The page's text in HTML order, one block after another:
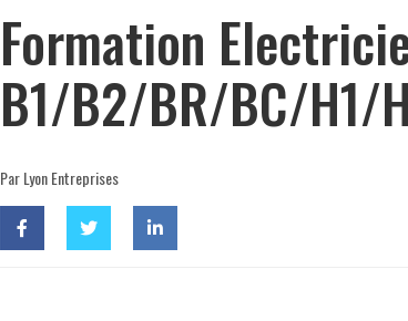
Formation
B1/B2/BR/BC/H1/
Par Lyon Entreprises